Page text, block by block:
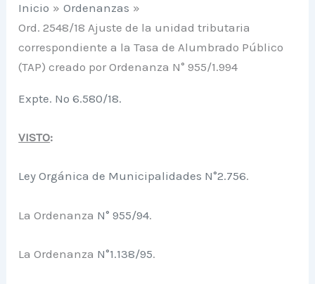
Inicio
Ordenanzas
Ord. 2548/18 Ajuste de la unidad tributaria
correspondiente a la Tasa de Alumbrado Público
(TAP) creado por Ordenanza N° 955/1.994
Expte. Nº 6.580/18.
VISTO:
Ley Orgánica de Municipalidades N°2.756.
La Ordenanza N° 955/94.
La Ordenanza N°1.138/95.